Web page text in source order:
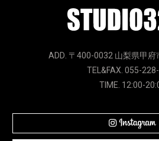
ADD. 〒400-0032 山梨県甲
TEL&FAX. 055-
TIME. 12:00-